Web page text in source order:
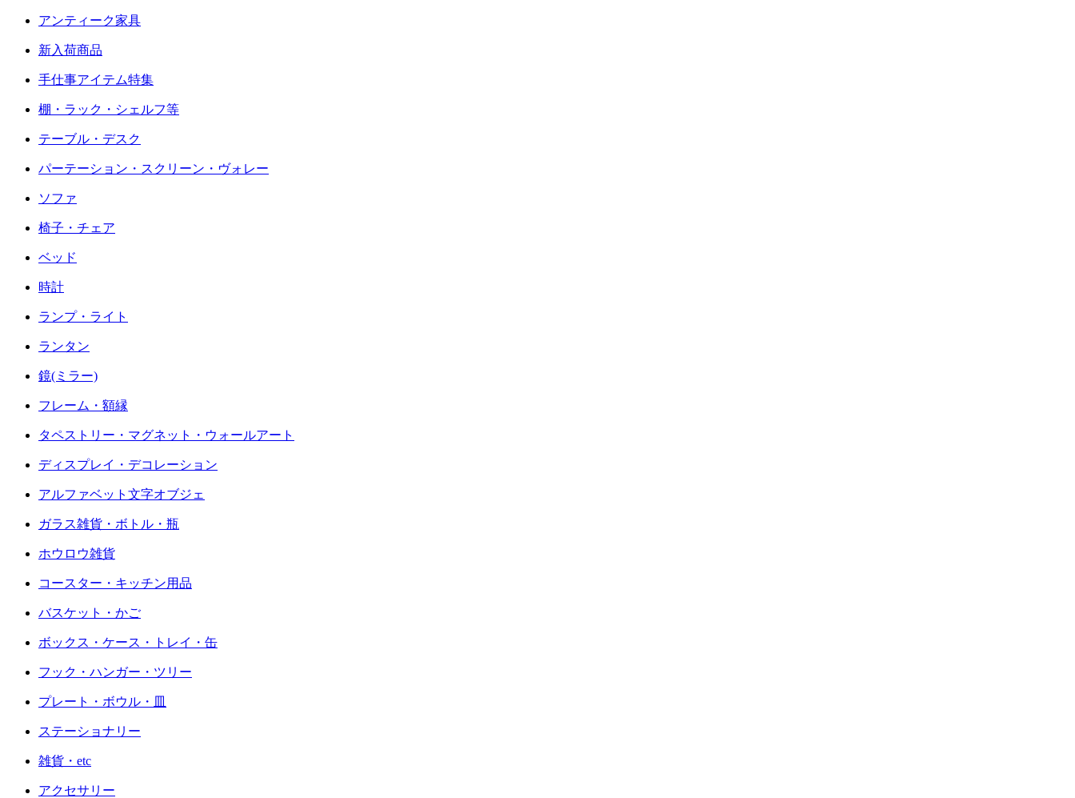
アンティーク家具
新入荷商品
手仕事アイテム特集
棚・ラック・シェルフ等
テーブル・デスク
パーテーション・スクリーン・ヴォレー
ソファ
椅子・チェア
ベッド
時計
ランプ・ライト
ランタン
鏡(ミラー)
フレーム・額縁
タペストリー・マグネット・ウォールアート
ディスプレイ・デコレーション
アルファベット文字オブジェ
ガラス雑貨・ボトル・瓶
ホウロウ雑貨
コースター・キッチン用品
バスケット・かご
ボックス・ケース・トレイ・缶
フック・ハンガー・ツリー
プレート・ボウル・皿
ステーショナリー
雑貨・etc
アクセサリー